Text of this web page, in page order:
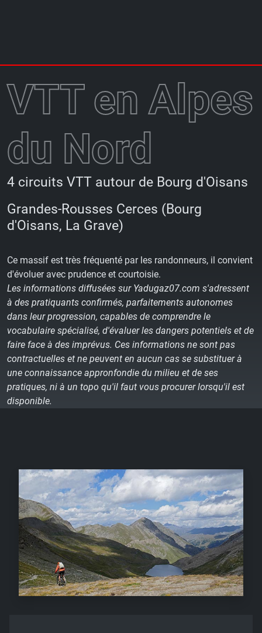
VTT en Alpes
du Nord
4 circuits VTT autour de Bourg d'Oisans
Grandes-Rousses Cerces (Bourg
d'Oisans, La Grave)
Ce massif est très fréquenté par les randonneurs, il convient
d'évoluer avec prudence et courtoisie.
Les informations diffusées sur Yadugaz07.com s'adressent
à des pratiquants confirmés, parfaitements autonomes
dans leur progression, capables de comprendre le
vocabulaire spécialisé, d'évaluer les dangers potentiels et de
faire face à des imprévus. Ces informations ne sont pas
contractuelles et ne peuvent en aucun cas se substituer à
une connaissance appronfondie du milieu et de ses
pratiques, ni à un topo qu'il faut vous procurer lorsqu'il est
disponible.